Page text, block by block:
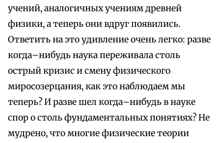
учений, аналогичных учениям древней
физики, а теперь они вдруг появились.
Ответить на это удивление очень легко: разве
когда–нибудь наука переживала столь
острый кризис и смену физического
миросозерцания, как это наблюдаем мы
теперь? И разве шел когда–нибудь в науке
спор о столь фундаментальных понятиях? Не
мудрено, что многие физические теории